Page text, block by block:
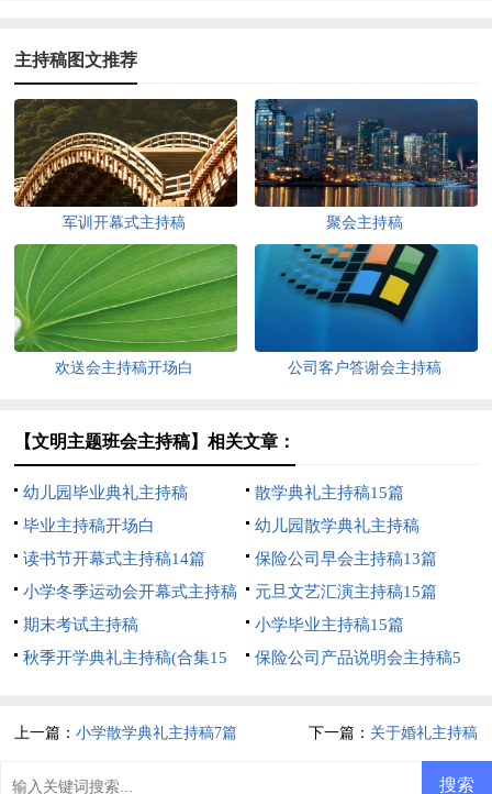
主持稿图文推荐
军训开幕式主持稿 聚会主持稿
欢送会主持稿开场白 公司客户答谢会主持稿
【文明主题班会主持稿】相关文章：
幼儿园毕业典礼主持稿
散学典礼主持稿15篇
毕业主持稿开场白
幼儿园散学典礼主持稿
读书节开幕式主持稿14篇
保险公司早会主持稿13篇
小学冬季运动会开幕式主持稿
元旦文艺汇演主持稿15篇
期末考试主持稿
小学毕业主持稿15篇
秋季开学典礼主持稿(合集15
保险公司产品说明会主持稿5
上一篇：小学散学典礼主持稿7篇 下一篇： 关于婚礼主持稿